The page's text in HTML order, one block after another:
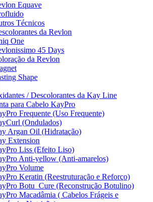
Equave
Técnicos
da Revlon
One
45 Days
da Revlon
Shape
/ Descolorantes da Kay Line
para Cabelo KayPro
Frequente (Uso Frequente)
(Ondulados)
Argan Oil (Hidratação)
Extension
Liss (Efeito Liso)
Anti-yellow (Anti-amarelos)
Volume
Keratin (Reestruturação e Reforço)
Botu_Cure (Reconstrução Botulino)
Macadâmia ( Cabelos Frágeis e